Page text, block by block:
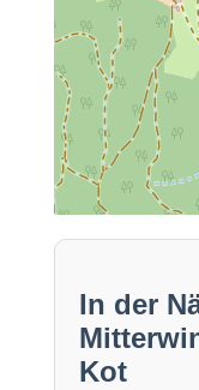
In der
Kot